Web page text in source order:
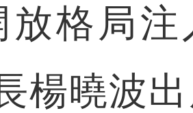
格局注
楊曉波